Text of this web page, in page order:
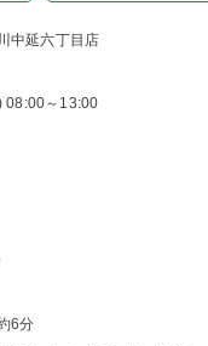
中延六丁目店
08:00～13:00
6分